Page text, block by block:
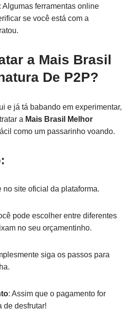
: Algumas ferramentas online
se você está com a
a Mais Brasil
De P2P?
e já tá babando em experimentar,
a Mais Brasil Melhor
como um passarinho voando.
no site oficial da plataforma.
pode escolher entre diferentes
no seu orçamentinho.
siga os passos para
: Assim que o pagamento for
de desfrutar!